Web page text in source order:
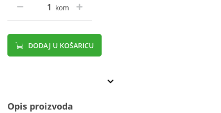
kom
DODAJ U KOŠARICU
Opis proizvoda